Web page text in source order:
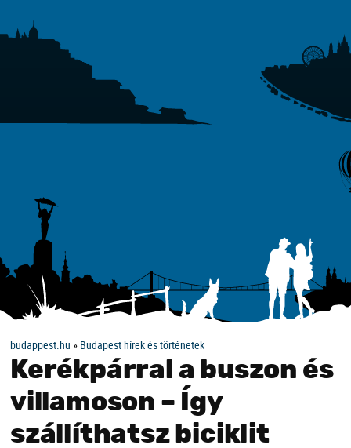
budappest.hu » Budapest hírek és történetek
Kerékpárral a buszon és
villamoson – Így
szállíthatsz biciklit